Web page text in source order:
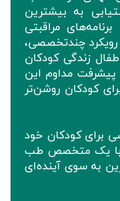
به بیشترین
مراقبتی
چند‌تخصصی،
زندگی کودکان
پیشرفت مداوم این
کودکان روشن‌تر
برای کودکان خود
با یک متخصص طب
به سوی آینده‌ای